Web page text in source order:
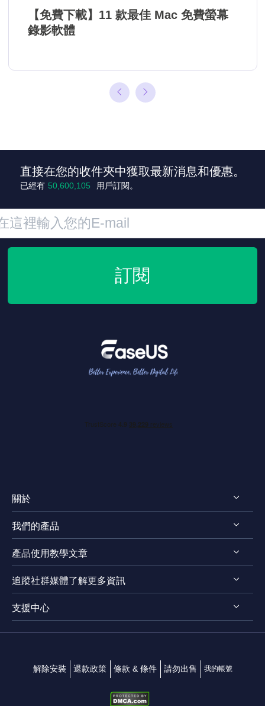
【免費下載】11 款最佳 Mac 免費螢幕
錄影軟體
直接在您的收件夾中獲取最新消息和優惠。
已經有 50,600,105 用戶訂閱。
訂閱
關於
認識EaseUS
評測 & 獎項
法律聲明
我們的產品
RecExperts for Windows
RecExperts for Mac
Online Screen Recorder
產品使用教學文章
螢幕錄影軟體
Mac App 商店
追蹤社群媒體了解更多資訊
 
支援中心
解除安裝 退款政策 條款 & 條件 請勿出售 我的帳號
+7